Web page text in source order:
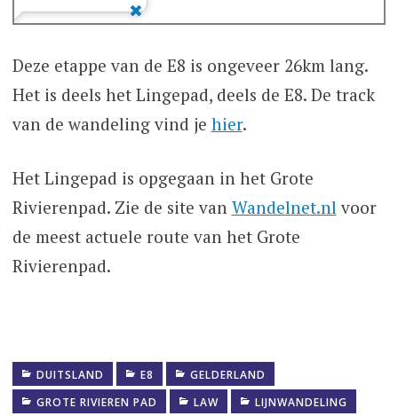
Deze etappe van de E8 is ongeveer 26km lang.
Het is deels het Lingepad, deels de E8. De track
van de wandeling vind je hier.
Het Lingepad is opgegaan in het Grote
Rivierenpad. Zie de site van Wandelnet.nl voor
de meest actuele route van het Grote
Rivierenpad.
DUITSLAND E8
GELDERLAND
GROTE RIVIEREN PAD
LAW
LIJNWANDELING